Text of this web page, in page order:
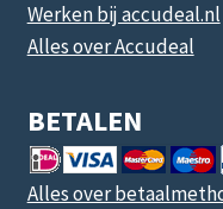
Werken bij accudeal.nl
Alles over Accudeal
BETALEN
Alles over